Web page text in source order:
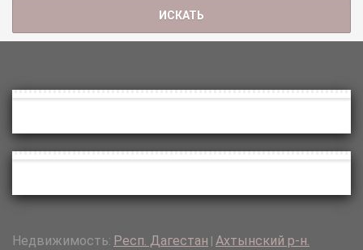
Недвижимость: Респ. Дагестан Ахтынский р-н.